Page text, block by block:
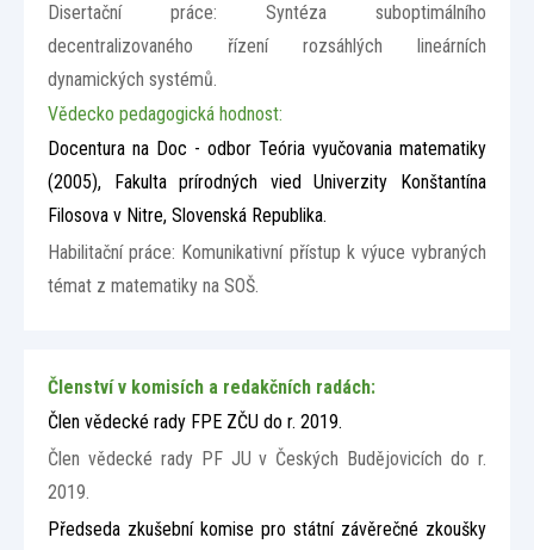
Disertační práce: Syntéza suboptimálního
decentralizovaného řízení rozsáhlých lineárních
dynamických systémů.
Vědecko pedagogická hodnost:
Docentura na Doc - odbor Teória vyučovania matematiky
(2005), Fakulta prírodných vied Univerzity Konštantína
Filosova v Nitre, Slovenská Republika.
Habilitační práce: Komunikativní přístup k výuce vybraných
témat z matematiky na SOŠ.
Členství v komisích a redakčních radách:
Člen vědecké rady FPE ZČU do r. 2019.
Člen vědecké rady PF JU v Českých Budějovicích do r.
2019.
Předseda zkušební komise pro státní závěrečné zkoušky